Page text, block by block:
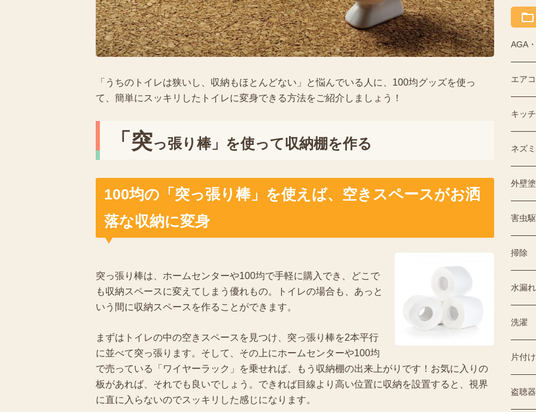
「うちのトイレは狭いし、収納もほとんどない」と悩んでいる人に、100均グッズを使っ
て、簡単にスッキリしたトイレに変身できる方法をご紹介しましょう！
「突っ張り棒」を使って収納棚を作る
100均の「突っ張り棒」を使えば、空きスペースがお洒
落な収納に変身
突っ張り棒は、ホームセンターや100均で手軽に購入でき、どこで
も収納スペースに変えてしまう優れもの。トイレの場合も、あっと
いう間に収納スペースを作ることができます。
まずはトイレの中の空きスペースを見つけ、突っ張り棒を2本平行
に並べて突っ張ります。そして、その上にホームセンターや100均
で売っている「ワイヤーラック」を乗せれば、もう収納棚の出来上がりです！お気に入りの
板があれば、それでも良いでしょう。できれば目線より高い位置に収納を設置すると、視界
に直に入らないのでスッキリした感じになります。
AGA
エア
キッ
ネズ
外壁
害虫
掃除
水漏れ
洗濯
片付け
盗聴器